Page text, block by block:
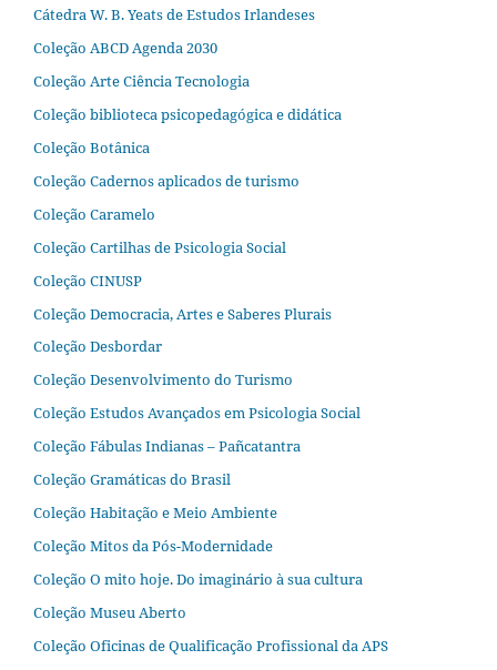
Cátedra W. B. Yeats de Estudos Irlandeses
Coleção ABCD Agenda 2030
Coleção Arte Ciência Tecnologia
Coleção biblioteca psicopedagógica e didática
Coleção Botânica
Coleção Cadernos aplicados de turismo
Coleção Caramelo
Coleção Cartilhas de Psicologia Social
Coleção CINUSP
Coleção Democracia, Artes e Saberes Plurais
Coleção Desbordar
Coleção Desenvolvimento do Turismo
Coleção Estudos Avançados em Psicologia Social
Coleção Fábulas Indianas – Pañcatantra
Coleção Gramáticas do Brasil
Coleção Habitação e Meio Ambiente
Coleção Mitos da Pós-Modernidade
Coleção O mito hoje. Do imaginário à sua cultura
Coleção Museu Aberto
Coleção Oficinas de Qualificação Profissional da APS